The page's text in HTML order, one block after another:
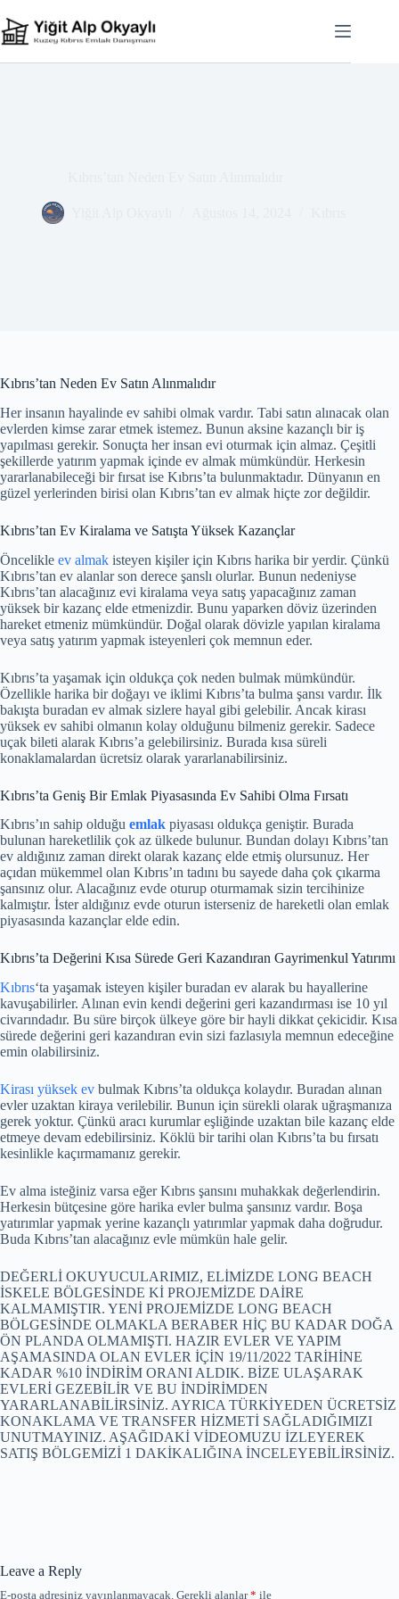
to
content
Kıbrıs’tan Neden Ev Satın Alınmalıdır
Her insanın hayalinde ev sahibi olmak vardır. Tabi satın alınacak olan
evlerden kimse zarar etmek istemez. Bunun aksine kazançlı bir iş
yapılması gerekir. Sonuçta her insan evi oturmak için almaz. Çeşitli
şekillerde yatırım yapmak içinde ev almak mümkündür. Herkesin
yararlanabileceği bir fırsat ise Kıbrıs’ta bulunmaktadır. Dünyanın en
güzel yerlerinden birisi olan Kıbrıs’tan ev almak hiçte zor değildir.
Kıbrıs’tan Ev Kiralama ve Satışta Yüksek Kazançlar
Öncelikle ev almak isteyen kişiler için Kıbrıs harika bir yerdir. Çünkü
Kıbrıs’tan ev alanlar son derece şanslı olurlar. Bunun nedeniyse
Kıbrıs’tan alacağınız evi kiralama veya satış yapacağınız zaman
yüksek bir kazanç elde etmenizdir. Bunu yaparken döviz üzerinden
hareket etmeniz mümkündür. Doğal olarak dövizle yapılan kiralama
veya satış yatırım yapmak isteyenleri çok memnun eder.
Kıbrıs’ta yaşamak için oldukça çok neden bulmak mümkündür.
Özellikle harika bir doğayı ve iklimi Kıbrıs’ta bulma şansı vardır. İlk
bakışta buradan ev almak sizlere hayal gibi gelebilir. Ancak kirası
yüksek ev sahibi olmanın kolay olduğunu bilmeniz gerekir. Sadece
uçak bileti alarak Kıbrıs’a gelebilirsiniz. Burada kısa süreli
konaklamalardan ücretsiz olarak yararlanabilirsiniz.
Kıbrıs’ta Geniş Bir Emlak Piyasasında Ev Sahibi Olma Fırsatı
Kıbrıs’ın sahip olduğu emlak piyasası oldukça geniştir. Burada
bulunan hareketlilik çok az ülkede bulunur. Bundan dolayı Kıbrıs’tan
ev aldığınız zaman direkt olarak kazanç elde etmiş olursunuz. Her
açıdan mükemmel olan Kıbrıs’ın tadını bu sayede daha çok çıkarma
şansınız olur. Alacağınız evde oturup oturmamak sizin tercihinize
kalmıştır. İster aldığınız evde oturun isterseniz de hareketli olan emlak
piyasasında kazançlar elde edin.
Kıbrıs’ta Değerini Kısa Sürede Geri Kazandıran Gayrimenkul Yatırımı
Kıbrıs‘ta yaşamak isteyen kişiler buradan ev alarak bu hayallerine
kavuşabilirler. Alınan evin kendi değerini geri kazandırması ise 10 yıl
civarındadır. Bu süre birçok ülkeye göre bir hayli dikkat çekicidir. Kısa
sürede değerini geri kazandıran evin sizi fazlasıyla memnun edeceğine
emin olabilirsiniz.
Kirası yüksek ev bulmak Kıbrıs’ta oldukça kolaydır. Buradan alınan
evler uzaktan kiraya verilebilir. Bunun için sürekli olarak uğraşmanıza
gerek yoktur. Çünkü aracı kurumlar eşliğinde uzaktan bile kazanç elde
etmeye devam edebilirsiniz. Köklü bir tarihi olan Kıbrıs’ta bu fırsatı
kesinlikle kaçırmamanız gerekir.
Ev alma isteğiniz varsa eğer Kıbrıs şansını muhakkak değerlendirin.
Herkesin bütçesine göre harika evler bulma şansınız vardır. Boşa
yatırımlar yapmak yerine kazançlı yatırımlar yapmak daha doğrudur.
Buda Kıbrıs’tan alacağınız evle mümkün hale gelir.
DEĞERLİ OKUYUCULARIMIZ, ELİMİZDE LONG BEACH
İSKELE BÖLGESİNDE Kİ PROJEMİZDE DAİRE
KALMAMIŞTIR. YENİ PROJEMİZDE LONG BEACH
BÖLGESİNDE OLMAKLA BERABER HİÇ BU KADAR DOĞA
ÖN PLANDA OLMAMIŞTI. HAZIR EVLER VE YAPIM
AŞAMASINDA OLAN EVLER İÇİN 19/11/2022 TARİHİNE
KADAR %10 İNDİRİM ORANI ALDIK. BİZE ULAŞARAK
EVLERİ GEZEBİLİR VE BU İNDİRİMDEN
YARARLANABİLİRSİNİZ. AYRICA TÜRKİYEDEN ÜCRETSİZ
KONAKLAMA VE TRANSFER HİZMETİ SAĞLADIĞIMIZI
UNUTMAYINIZ. AŞAĞIDAKİ VİDEOMUZU İZLEYEREK
SATIŞ BÖLGEMİZİ 1 DAKİKALIĞINA İNCELEYEBİLİRSİNİZ.
Leave a Reply
E-posta adresiniz yayınlanmayacak. Gerekli alanlar* ile